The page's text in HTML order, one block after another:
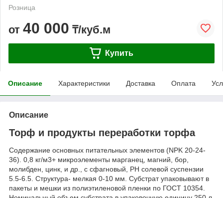
Розница
от 40 000 ₸/куб.м
Купить
Описание Характеристики Доставка Оплата
Описание
Торф и продукты переработки торфа
Содержание основных питательных элементов (NPK 20-24-
36). 0,8 кг/м3+ микроэлементы марганец, магний, бор,
молибден, цинк, и др., с сфагновый, РН солевой суспензии
5.5-6.5. Структура- мелкая 0-10 мм. Субстрат упаковывают в
пакеты и мешки из полиэтиленовой пленки по ГОСТ 10354.